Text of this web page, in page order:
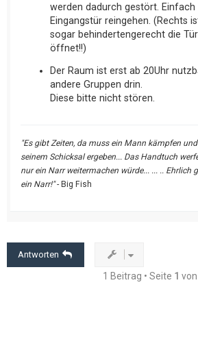
werden dadurch gestört. Einfach
Eingangstür reingehen. (Rechts
sogar behindertengerecht die
öffnet!!)
Der Raum ist erst ab 20Uhr
andere Gruppen drin.
Diese bitte nicht stören.
"Es gibt Zeiten, da muss ein Mann kämpfen
seinem Schicksal ergeben... Das Handtuch
nur ein Narr weitermachen würde... ... .. Ehrlich
ein Narr!"- Big Fish
Antworten
1 Beitrag • Seite 1 von